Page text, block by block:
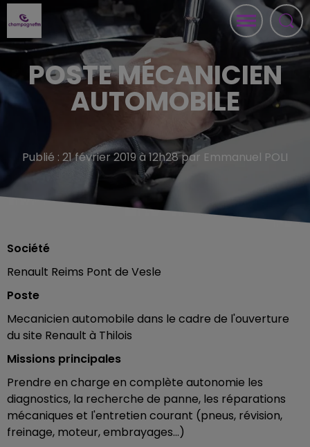
POSTE MÉCANICIEN
AUTOMOBILE
Publié : 21 février 2019 à 12h28 par Emmanuel POLI
Société
Renault Reims Pont de Vesle
Poste
Mecanicien automobile dans le cadre de l'ouverture
du site Renault à Thilois
Missions principales
Prendre en charge en complète autonomie les
diagnostics, la recherche de panne, les réparations
mécaniques et l'entretien courant (pneus, révision,
freinage, moteur, embrayages...)